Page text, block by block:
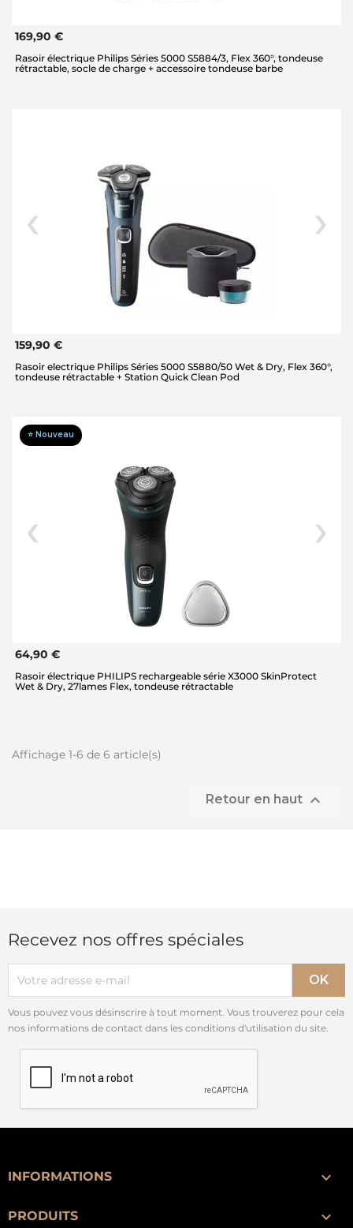
169,90 €
Rasoir électrique Philips Séries 5000 S5884/3, Flex 360°, tondeuse
rétractable, socle de charge + accessoire tondeuse barbe
159,90 €
Rasoir electrique Philips Séries 5000 S5880/50 Wet & Dry, Flex 360°,
tondeuse rétractable + Station Quick Clean Pod
⭐ Nouveau
64,90 €
Rasoir électrique PHILIPS rechargeable série X3000 SkinProtect
Wet & Dry, 27lames Flex, tondeuse rétractable
Affichage 1-6 de 6 article(s)
Retour en haut 
Recevez nos offres spéciales
Vous pouvez vous désinscrire à tout moment. Vous trouverez pour cela
nos informations de contact dans les conditions d'utilisation du site.
INFORMATIONS 
PRODUITS 